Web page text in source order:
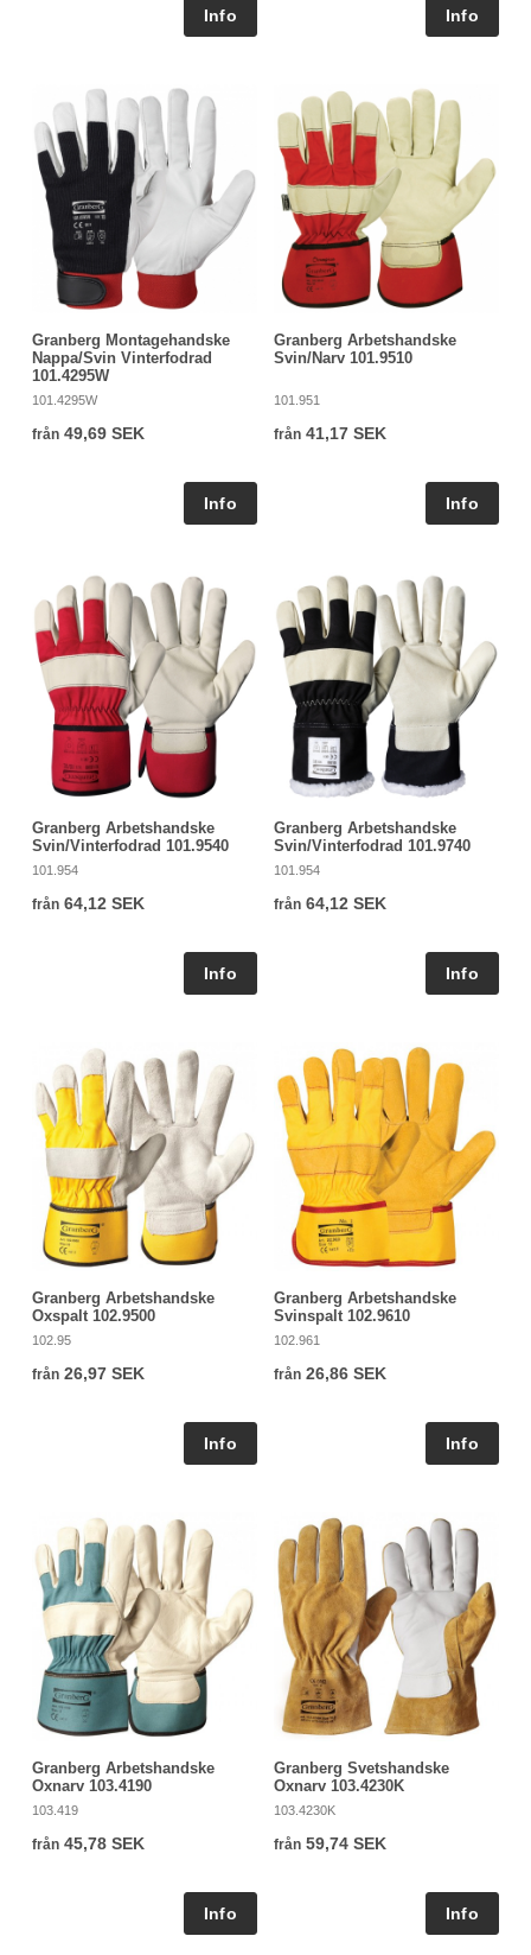
Granberg Montagehandske
Nappa/Svin Vinterfodrad
101.4295W
101.4295W
från 49,69 SEK
Granberg Arbetshandske
Svin/Narv 101.9510
101.951
från 41,17 SEK
Granberg Arbetshandske
Svin/Vinterfodrad 101.9540
101.954
från 64,12 SEK
Granberg Arbetshandske
Svin/Vinterfodrad 101.9740
101.954
från 64,12 SEK
Granberg Arbetshandske
Oxspalt 102.9500
102.95
från 26,97 SEK
Granberg Arbetshandske
Svinspalt 102.9610
102.961
från 26,86 SEK
Granberg Arbetshandske
Oxnarv 103.4190
103.419
från 45,78 SEK
Granberg Svetshandske
Oxnarv 103.4230K
103.4230K
från 59,74 SEK